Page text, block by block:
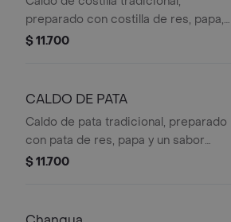
preparado con costilla de res, papa,
cilantro y un sabor casero irresistible.
$ 11.700
CALDO DE PATA
Caldo de pata tradicional, preparado
con pata de res, papa y un sabor
casero intenso. Servido caliente, ideal
$ 11.700